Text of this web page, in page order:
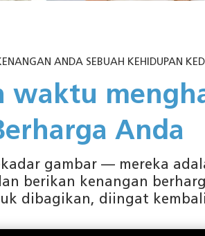
ANDA SEBUAH KEHIDUPAN
waktu
Anda
gambar — mereka
berikan kenangan
dibagikan, diingat